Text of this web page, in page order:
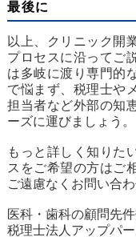
最後に
以上、クリニック開
プロセスに沿ってご
は多岐に渡り専門的
で悩まず、税理士や
担当者など外部の知
ーズに運びましょう。
もっと詳しく知りた
スをご希望の方はご
ご遠慮なくお問い合わ
医科・歯科の顧問先
税理士法人アップパ